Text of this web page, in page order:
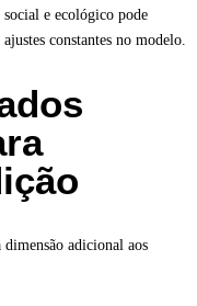
e ecológico pode
constantes no modelo.
dimensão adicional aos